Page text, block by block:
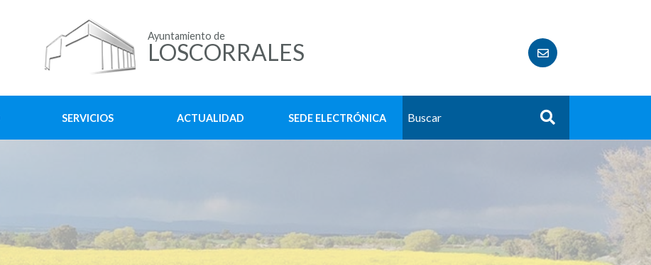
Ayuntamiento de
LOSCORRALES
SERVICIOS ACTUALIDAD SEDE ELECTRÓNICA Buscar